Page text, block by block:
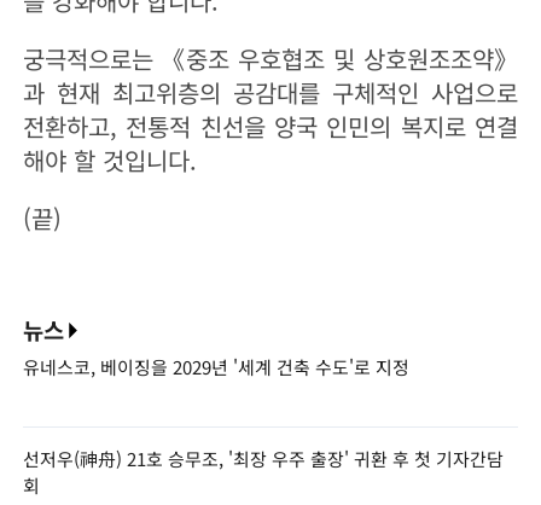
궁극적으로는 《중조 우호협조 및 상호원조조약》
과 현재 최고위층의 공감대를 구체적인 사업으로
전환하고, 전통적 친선을 양국 인민의 복지로 연결
해야 할 것입니다.
(끝)
뉴스
유네스코, 베이징을 2029년 '세계 건축 수도'로 지정
선저우(神舟) 21호 승무조, '최장 우주 출장' 귀환 후 첫 기자간담
회